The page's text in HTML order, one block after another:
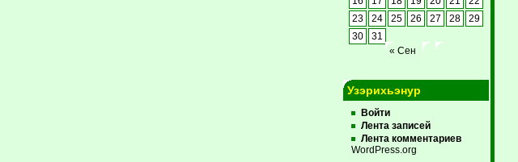
23
24 25 26 27 28
29
30
31
« Сен
Узэрихьэнур
Войти
Лента записей
Лента комментариев
WordPress.org